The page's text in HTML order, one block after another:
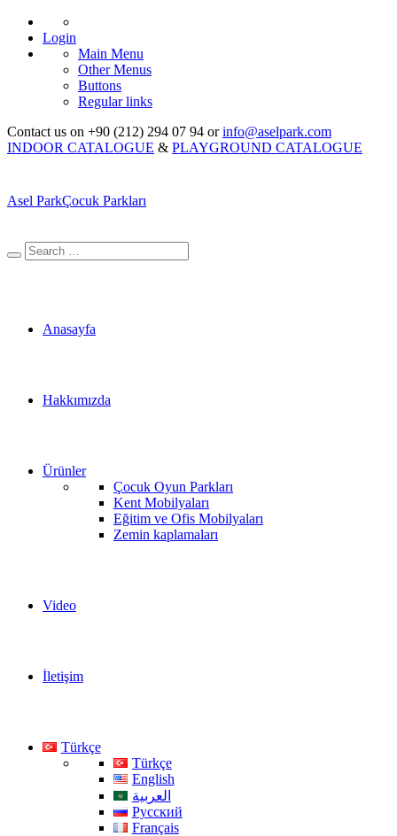
Login
Main Menu
Other Menus
Buttons
Regular links
Contact us on +90 (212) 294 07 94 orinfo@aselpark.com
INDOOR CATALOGUE & PLAYGROUND CATALOGUE
Asel ParkÇocuk Parkları
Anasayfa
Hakkımızda
Ürünler
Çocuk Oyun Parkları
Kent Mobilyaları
Eğitim ve Ofis Mobilyaları
Zemin kaplamaları
Video
İletişim
Türkçe
Türkçe
English
العربية
Русский
Français